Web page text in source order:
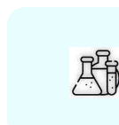
содержимому